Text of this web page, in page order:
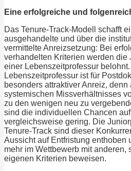
Eine erfolgreiche und
Das Tenure-Track-Modell schafft
ausgehandelte und über die
vermittelte Anreizsetzung: Bei
verhandelten Kriterien werden die
einer Lebenszeitprofessur
Lebenszeitprofessur ist für
besonders attraktiver Anreiz,
systemischen Missverhältnisses
zu den wenigen neu zu
sind die individuellen Chancen
vergleichsweise gering. Die
Tenure-Track sind dieser
Aussicht auf Entfristung enthoben
mehr im Wettbewerb mit anderen,
eigenen Kriterien beweisen.